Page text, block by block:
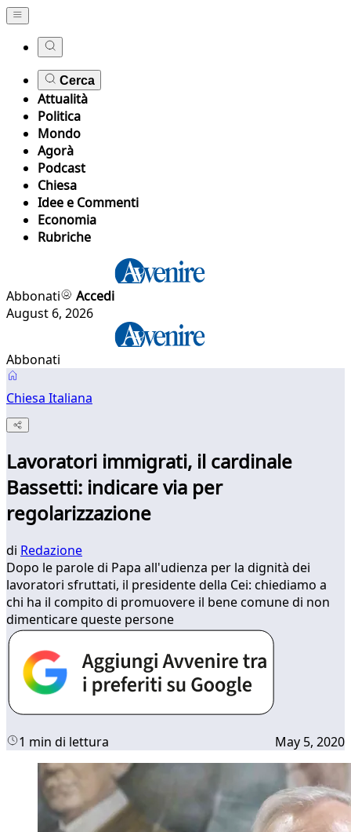
Cerca
Attualità
Politica
Mondo
Agorà
Podcast
Chiesa
Idee e Commenti
Economia
Rubriche
Abbonati
Accedi
August 6, 2026
Abbonati
Chiesa Italiana
Lavoratori immigrati, il cardinale
Bassetti: indicare via per
regolarizzazione
di Redazione
Dopo le parole di Papa all'udienza per la dignità dei
lavoratori sfruttati, il presidente della Cei: chiediamo a
chi ha il compito di promuovere il bene comune di non
dimenticare queste persone
1 min di lettura May 5, 2020